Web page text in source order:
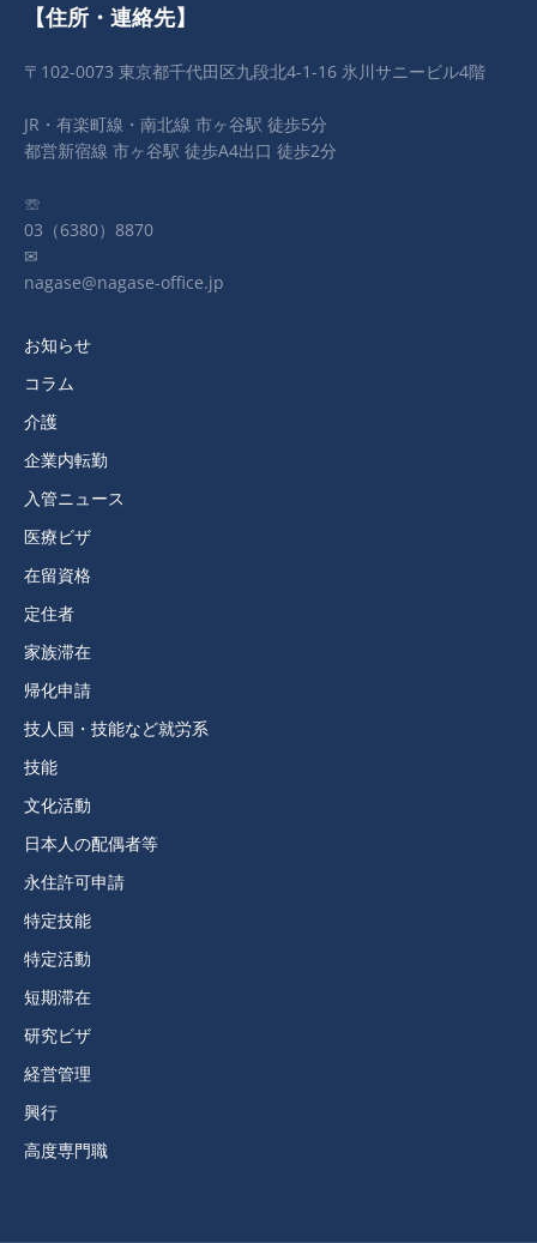
【住所・連絡先】
〒102-0073 東京都千代田区九段北4-1-16 氷川サニービル4階
JR・有楽町線・南北線 市ヶ谷駅 徒歩5分
都営新宿線 市ヶ谷駅 徒歩A4出口 徒歩2分
☏
03（6380）8870
✉
nagase@nagase-office.jp
お知らせ
コラム
介護
企業内転勤
入管ニュース
医療ビザ
在留資格
定住者
家族滞在
帰化申請
技人国・技能など就労系
技能
文化活動
日本人の配偶者等
永住許可申請
特定技能
特定活動
短期滞在
研究ビザ
経営管理
興行
高度専門職